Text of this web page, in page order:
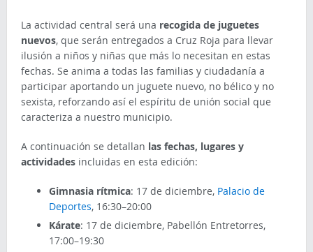
La actividad central será una recogida de juguetes
nuevos, que serán entregados a Cruz Roja para llevar
ilusión a niños y niñas que más lo necesitan en estas
fechas. Se anima a todas las familias y ciudadanía a
participar aportando un juguete nuevo, no bélico y no
sexista, reforzando así el espíritu de unión social que
caracteriza a nuestro municipio.
A continuación se detallan las fechas, lugares y
actividadesincluidas en esta edición:
Gimnasia rítmica: 17 de diciembre, Palacio de
Deportes, 16:30–20:00
Kárate: 17 de diciembre, Pabellón Entretorres,
17:00–19:30